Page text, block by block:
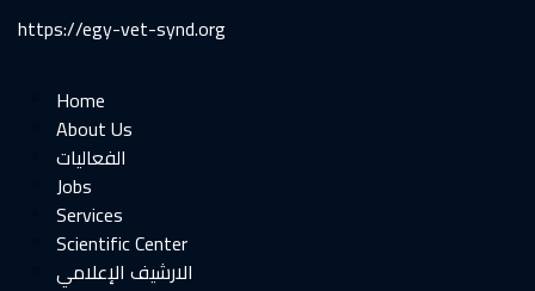
https://egy-vet-synd.org
Home
About Us
الفعاليات
Jobs
Services
Scientific Center
الارشيف الإعلامي